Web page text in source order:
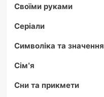
Своїми руками
Серіали
Символіка та значення
Сім'я
Сни та прикмети